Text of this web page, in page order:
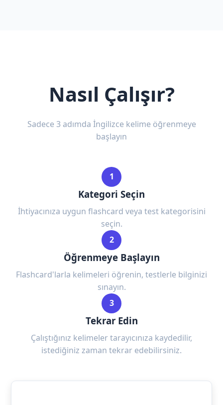
Nasıl Çalışır?
Sadece 3 adımda İngilizce kelime öğrenmeye
başlayın
1
Kategori Seçin
İhtiyacınıza uygun flashcard veya test kategorisini
seçin.
2
Öğrenmeye Başlayın
Flashcard'larla kelimeleri öğrenin, testlerle bilginizi
sınayın.
3
Tekrar Edin
Çalıştığınız kelimeler tarayıcınıza kaydedilir,
istediğiniz zaman tekrar edebilirsiniz.